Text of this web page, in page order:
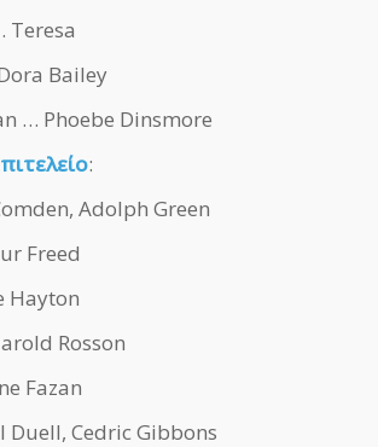
Teresa
Bailey
… Phoebe Dinsmore
:
Adolph Green
Freed
Hayton
Rosson
Fazan
Duell, Cedric Gibbons